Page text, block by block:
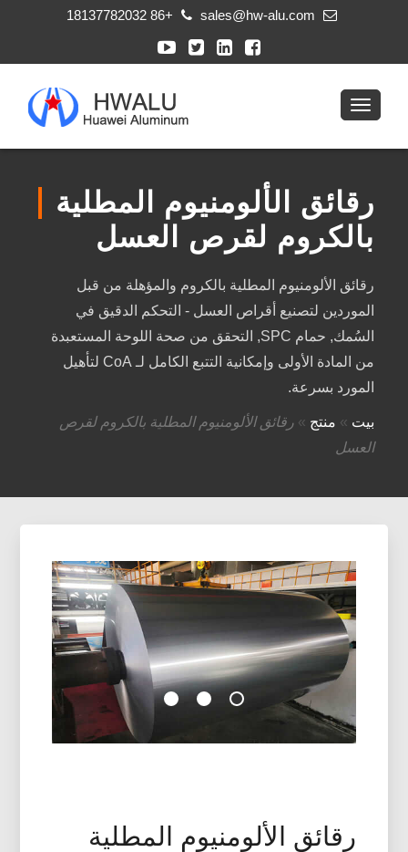
sales@hw-alu.com
+86 18137782032
رقائق الألومنيوم المطلية
بالكروم لقرص العسل
رقائق الألومنيوم المطلية بالكروم والمؤهلة من قبل
الموردين لتصنيع أقراص العسل - التحكم الدقيق في
السُمك, حمام SPC, التحقق من صحة اللوحة المستعبدة
من المادة الأولى وإمكانية التتبع الكامل لـ CoA لتأهيل
المورد بسرعة.
بيت » منتج »رقائق الألومنيوم المطلية بالكروم لقرص
العسل
رقائق الألومنيوم المطلية